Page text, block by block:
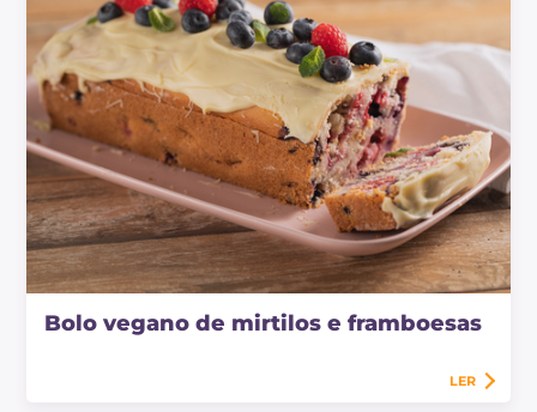
Bolo vegano de mirtilos e framboesas
LER